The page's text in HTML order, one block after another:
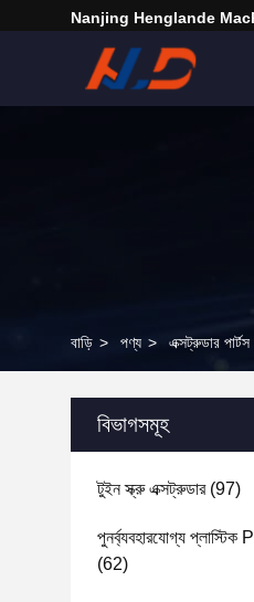
Nanjing Henglande
বাড়ি > পণ্য > এক্সট্রুডার পার্টস
বিভাগসমূহ
টুইন স্ক্রু এক্সট্রুডার(97)
পুনর্ব্যবহারযোগ্য
(62)